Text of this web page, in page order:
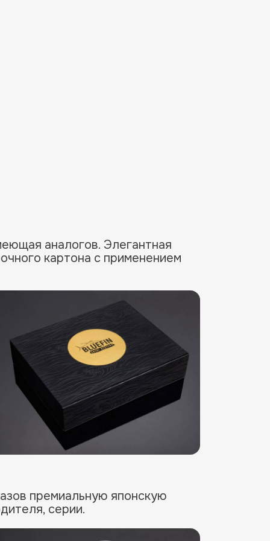
аналогов. Элегантная
картона с применением
премиальную японскую
серии.
заказ.